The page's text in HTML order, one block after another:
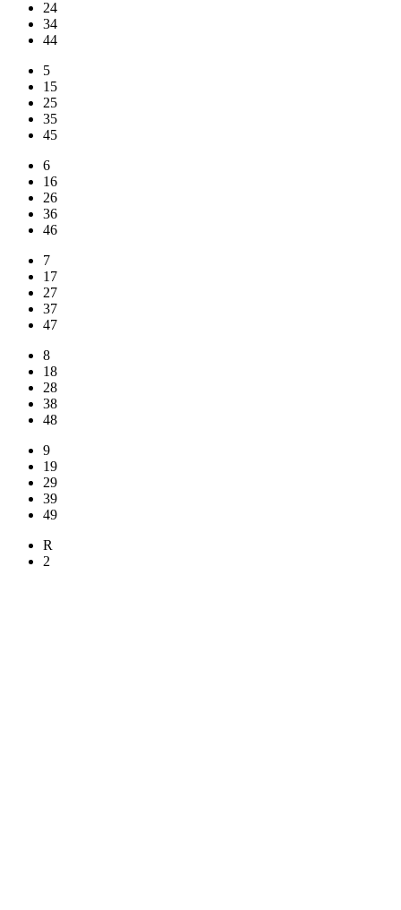
24
34
44
5
15
25
35
45
6
16
26
36
46
7
17
27
37
47
8
18
28
38
48
9
19
29
39
49
R
2